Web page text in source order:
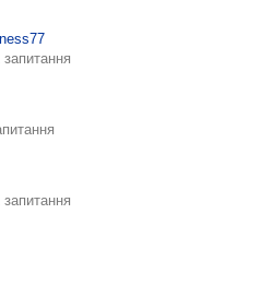
запитання
запитання